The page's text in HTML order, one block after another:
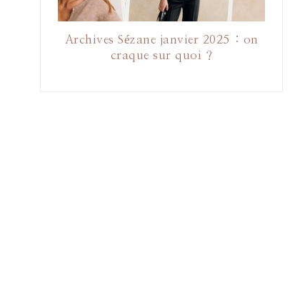
Archives Sézane janvier 2025 : on
craque sur quoi ?